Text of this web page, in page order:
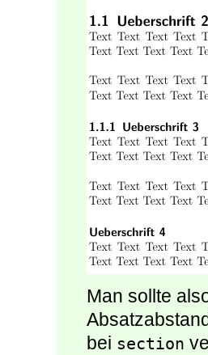
Man sollte
bei section